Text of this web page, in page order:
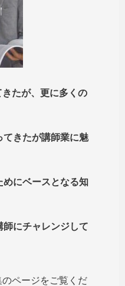
きたが、更に多くの
てきたが講師業に魅
めにベースとなる知
師にチャレンジして
ページをご覧くだ